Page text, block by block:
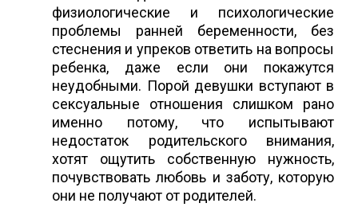
физиологические и психологические
проблемы ранней беременности, без
стеснения и упреков ответить на вопросы
ребенка, даже если они покажутся
неудобными. Порой девушки вступают в
сексуальные отношения слишком рано
именно потому, что испытывают
недостаток родительского внимания,
хотят ощутить собственную нужность,
почувствовать любовь и заботу, которую
они не получают от родителей.